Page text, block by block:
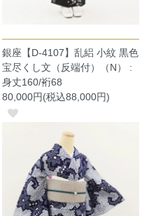
銀座【D-4107】乱絽 小紋 黒色
宝尽くし文（反端付）（N） :
身丈160/裄68
80,000円(税込88,000円)